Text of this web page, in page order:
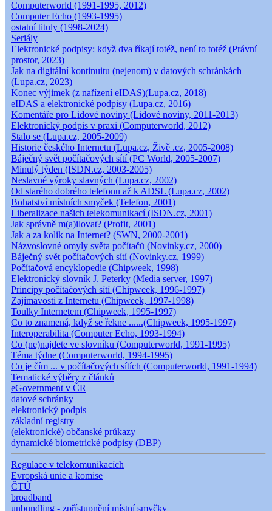
Computerworld (1991-1995, 2012)
Computer Echo (1993-1995)
ostatní tituly (1998-2024)
Seriály
Elektronické podpisy: když dva říkají totéž, není to totéž (Právní
prostor, 2023)
Jak na digitální kontinuitu (nejenom) v datových schránkách
(Lupa.cz, 2023)
Konec výjimek (z nařízení eIDAS)(Lupa.cz, 2018)
eIDAS a elektronické podpisy (Lupa.cz, 2016)
Komentáře pro Lidové noviny (Lidové noviny, 2011-2013)
Elektronický podpis v praxi (Computerworld, 2012)
Stalo se (Lupa.cz, 2005-2009)
Historie českého Internetu (Lupa.cz, Živě .cz, 2005-2008)
Báječný svět počítačových sítí (PC World, 2005-2007)
Minulý týden (ISDN.cz, 2003-2005)
Neslavné výroky slavných (Lupa.cz, 2002)
Od starého dobrého telefonu až k ADSL (Lupa.cz, 2002)
Bohatství místních smyček (Telefon, 2001)
Liberalizace našich telekomunikací (ISDN.cz, 2001)
Jak správně m(a)ilovat? (Profit, 2001)
Jak a za kolik na Internet? (SWN, 2000-2001)
Názvoslovné omyly světa počítačů (Novinky.cz, 2000)
Báječný svět počítačových sítí (Novinky.cz, 1999)
Počítačová encyklopedie (Chipweek, 1998)
Elektronický slovník J. Peterky (Media server, 1997)
Principy počítačových sítí (Chipweek, 1996-1997)
Zajímavosti z Internetu (Chipweek, 1997-1998)
Toulky Internetem (Chipweek, 1995-1997)
Co to znamená, když se řekne ......(Chipweek, 1995-1997)
Interoperabilita (Computer Echo, 1993-1994)
Co (ne)najdete ve slovníku (Computerworld, 1991-1995)
Téma týdne (Computerworld, 1994-1995)
Co je čím ... v počítačových sítích (Computerworld, 1991-1994)
Tematické výběry z článků
eGovernment v ČR
datové schránky
elektronický podpis
základní registry
(elektronické) občanské průkazy
dynamické biometrické podpisy (DBP)
Regulace v telekomunikacích
Evropská unie a komise
ČTÚ
broadband
unbundling - zpřístupnění místní smyčky